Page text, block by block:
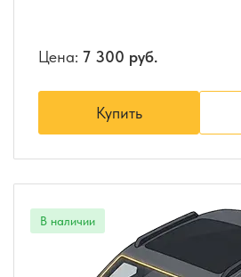
Цена: 7 300 руб.
Купить